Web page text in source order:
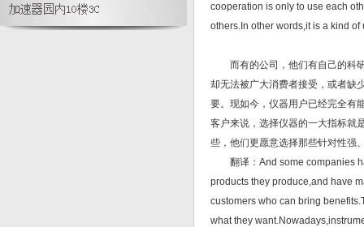
cooperation is only to use each
others.In other words,it is a kind
而有的公司，他们有自己的科研
却无法被广大消费者接受，或者缺
要。现如今，仪器用户已经完全有
客户来说，选择仪器的一大指标就
些，他们更愿意选择那些针对性强
翻译：And some companies
products they produce,and have
customers who can bring
what they